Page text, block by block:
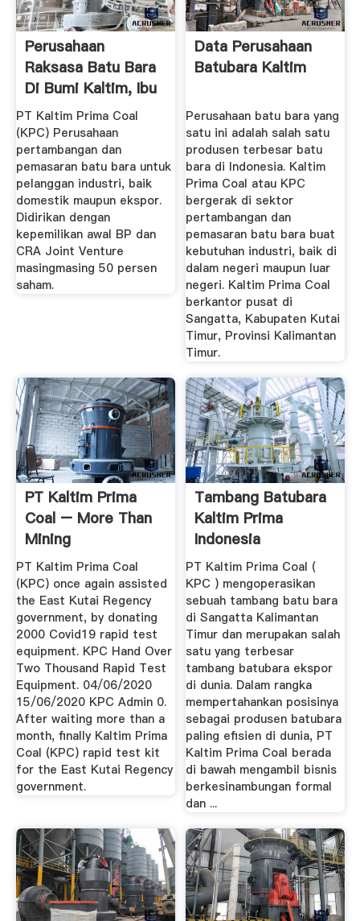
Perusahaan
Raksasa Batu Bara
Di Bumi Kaltim, Ibu
Kota Baru
PT Kaltim Prima Coal
(KPC) Perusahaan
pertambangan dan
pemasaran batu bara untuk
pelanggan industri, baik
domestik maupun ekspor.
Didirikan dengan
kepemilikan awal BP dan
CRA Joint Venture
masingmasing 50 persen
saham.
Data Perusahaan
Batubara Kaltim
Perusahaan batu bara yang
satu ini adalah salah satu
produsen terbesar batu
bara di Indonesia. Kaltim
Prima Coal atau KPC
bergerak di sektor
pertambangan dan
pemasaran batu bara buat
kebutuhan industri, baik di
dalam negeri maupun luar
negeri. Kaltim Prima Coal
berkantor pusat di
Sangatta, Kabupaten Kutai
Timur, Provinsi Kalimantan
Timur.
PT Kaltim Prima
Coal – More Than
Mining
PT Kaltim Prima Coal
(KPC) once again assisted
the East Kutai Regency
government, by donating
2000 Covid19 rapid test
equipment. KPC Hand Over
Two Thousand Rapid Test
Equipment. 04/06/2020
15/06/2020 KPC Admin 0.
After waiting more than a
month, finally Kaltim Prima
Coal (KPC) rapid test kit
for the East Kutai Regency
government.
Tambang Batubara
Kaltim Prima
Indonesia
PT Kaltim Prima Coal (
KPC ) mengoperasikan
sebuah tambang batu bara
di Sangatta Kalimantan
Timur dan merupakan salah
satu yang terbesar
tambang batubara ekspor
di dunia. Dalam rangka
mempertahankan posisinya
sebagai produsen batubara
paling efisien di dunia, PT
Kaltim Prima Coal berada
di bawah mengambil bisnis
berkesinambungan formal
dan ...